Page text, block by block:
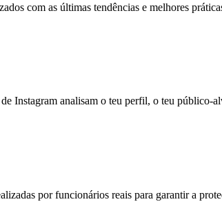
com as últimas tendências e melhores
Instagram analisam o teu perfil, o teu público-
por funcionários reais para garantir a